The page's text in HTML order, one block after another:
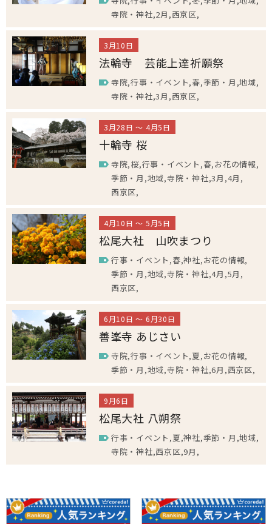
寺院・神社 2月 西京区
3月10日
法輪寺 芸能上達祈願祭
寺院 行事・イベント 春 季節・月 地域
寺院・神社 3月 西京区
3月28日 ～ 4月5日
十輪寺 桜
寺院 桜 行事・イベント 春 お花の情報
季節・月 地域 寺院・神社 3月 4月
西京区
4月10日 ～ 5月5日
松尾大社 山吹まつり
行事・イベント 春 神社 お花の情報
季節・月 地域 寺院・神社 4月 5月
西京区
6月10日 ～ 6月30日
善峯寺 あじさい
寺院 行事・イベント 夏 お花の情報
季節・月 地域 寺院・神社 6月 西京区
9月6日
松尾大社 八朔祭
行事・イベント 夏 神社 季節・月 地域
寺院・神社 西京区 9月